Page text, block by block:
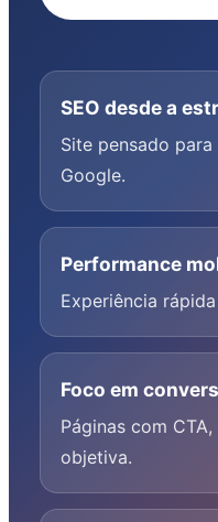
SEO desde a
Site pensado
Google.
Performance
Experiência
Foco em
Páginas com
objetiva.